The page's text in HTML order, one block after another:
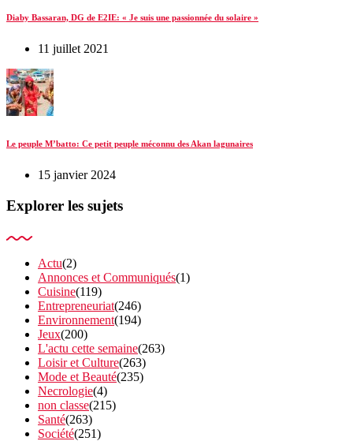
Diaby Bassaran, DG de E2IE: « Je suis une passionnée du solaire »
11 juillet 2021
Le peuple M’batto: Ce petit peuple méconnu des Akan lagunaires
15 janvier 2024
Explorer les sujets
Actu(2)
Annonces et Communiqués(1)
Cuisine(119)
Entrepreneuriat(246)
Environnement(194)
Jeux(200)
L'actu cette semaine(263)
Loisir et Culture(263)
Mode et Beauté(235)
Necrologie(4)
non classe(215)
Santé(263)
Société(251)